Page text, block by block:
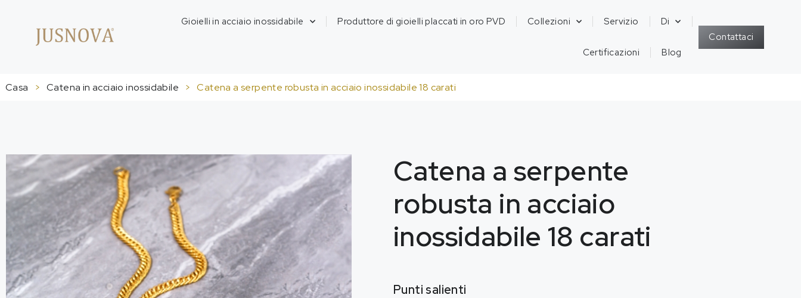
Gioielli in acciaio inossidabile Produttore di gioielli placcati in oro PVD Collezioni Servizio Di
Certificazioni Blog
Contattaci
Casa > Catena in acciaio inossidabile > Catena a serpente robusta in acciaio inossidabile 18 carati
Catena a serpente
robusta in acciaio
inossidabile 18 carati
Punti salienti